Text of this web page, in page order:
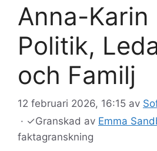
Anna-Karin
Politik,
och Familj
12 februari 2026, 16:15 av
· ✓Granskad av Emma
faktagranskning